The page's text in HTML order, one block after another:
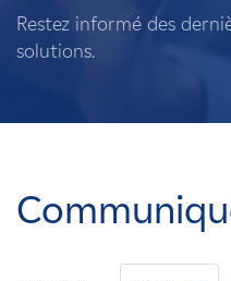
Propriétaires fonciers
Carrières
Restez informé des
solutions.